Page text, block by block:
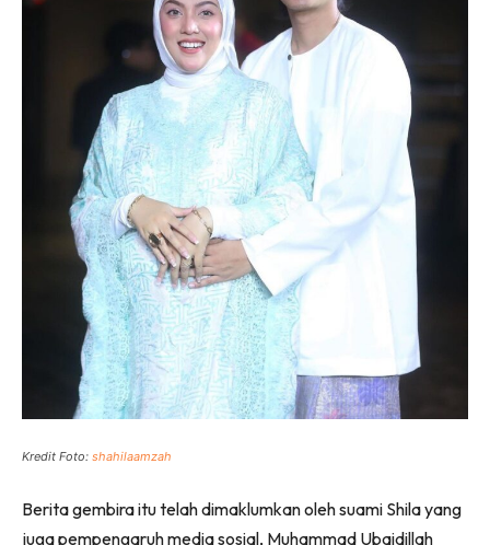
Kredit Foto: shahilaamzah
Berita gembira itu telah dimaklumkan oleh suami Shila yang
juga pempengaruh media sosial, Muhammad Ubaidillah